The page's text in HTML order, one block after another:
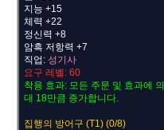
지능 +15
체력 +22
정신력 +8
암흑 저항력 +7
직업: 성기사
요구 레벨: 60
착용 효과: 모든 주문 및 효과에
대 18만큼 증가합니다.
집행의 방어구 (T1) (0/8)